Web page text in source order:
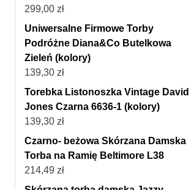
299,00 zł
Uniwersalne Firmowe Torby
Podróżne Diana&Co Butelkowa
Zieleń (kolory)
139,30 zł
Torebka Listonoszka Vintage David
Jones Czarna 6636-1 (kolory)
139,30 zł
Czarno- beżowa Skórzana Damska
Torba na Ramię Beltimore L38
214,49 zł